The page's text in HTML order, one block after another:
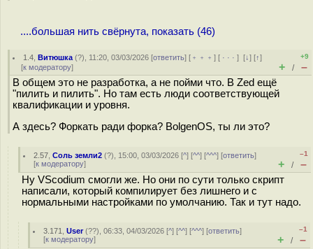
....большая нить свёрнута, показать (46)
1.4 ,Витюшка (?), 11:20, 03/03/2026 [ответить] [ ﹢﹢﹢] [ · · ·][↓] [↑]
[к модератору]
+9
+ / –
В общем это не разработка, а не пойми что. В Zed ещё
"пилить и пилить". Но там есть люди соответствующей
квалификации и уровня.
А здесь? Форкать ради форка? BolgenOS, ты ли это?
2.57 ,Соль земли2 (?), 15:00, 03/03/2026 [^] [^^] [^^^] [ответить]
[к модератору]
–1
+ / –
Ну VScodium смогли же. Но они по сути только скрипт
написали, который компилирует без лишнего и с
нормальными настройками по умолчанию. Так и тут надо.
3.171 ,User(??), 06:33, 04/03/2026 [^] [^^] [^^^] [ответить]
[к модератору]
–1
+ / –